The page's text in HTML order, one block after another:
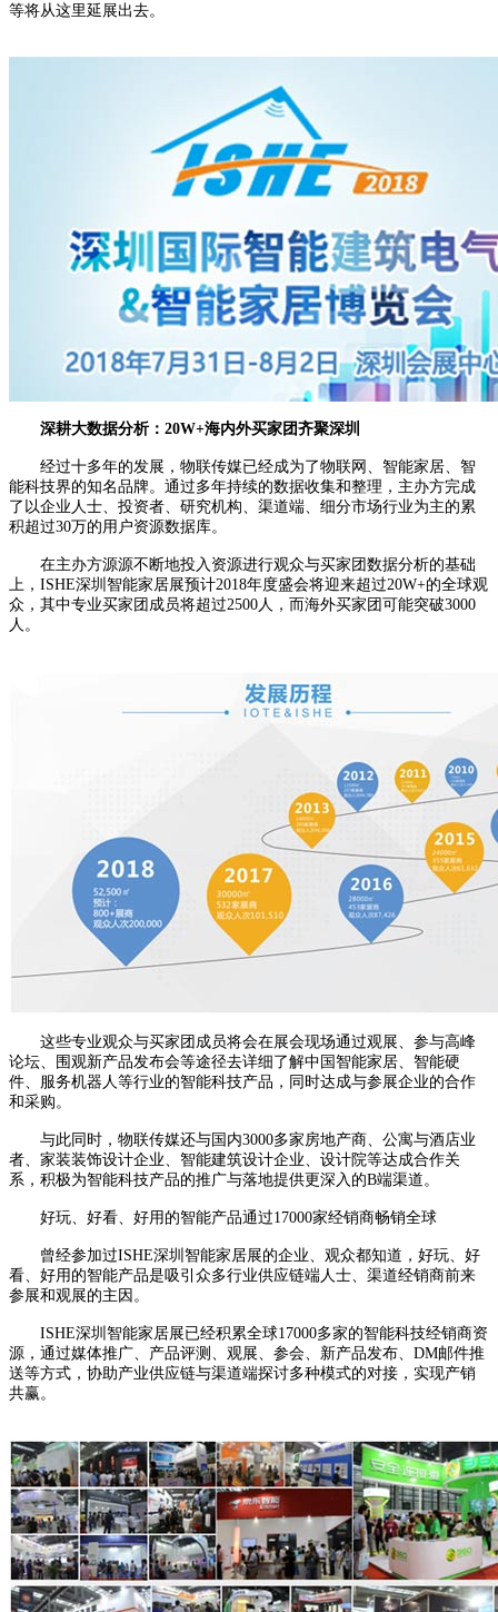
等将从这里延展出去。
深耕大数据分析：20W+海内外买家团齐聚深圳
经过十多年的发展，物联传媒已经成为了物联网、智能家居、智
能科技界的知名品牌。通过多年持续的数据收集和整理，主办方完成
了以企业人士、投资者、研究机构、渠道端、细分市场行业为主的累
积超过30万的用户资源数据库。
在主办方源源不断地投入资源进行观众与买家团数据分析的基础
上，ISHE深圳智能家居展预计2018年度盛会将迎来超过20W+的全球观
众，其中专业买家团成员将超过2500人，而海外买家团可能突破3000
人。
这些专业观众与买家团成员将会在展会现场通过观展、参与高峰
论坛、围观新产品发布会等途径去详细了解中国智能家居、智能硬
件、服务机器人等行业的智能科技产品，同时达成与参展企业的合作
和采购。
与此同时，物联传媒还与国内3000多家房地产商、公寓与酒店业
者、家装装饰设计企业、智能建筑设计企业、设计院等达成合作关
系，积极为智能科技产品的推广与落地提供更深入的B端渠道。
好玩、好看、好用的智能产品通过17000家经销商畅销全球
曾经参加过ISHE深圳智能家居展的企业、观众都知道，好玩、好
看、好用的智能产品是吸引众多行业供应链端人士、渠道经销商前来
参展和观展的主因。
ISHE深圳智能家居展已经积累全球17000多家的智能科技经销商资
源，通过媒体推广、产品评测、观展、参会、新产品发布、DM邮件推
送等方式，协助产业供应链与渠道端探讨多种模式的对接，实现产销
共赢。